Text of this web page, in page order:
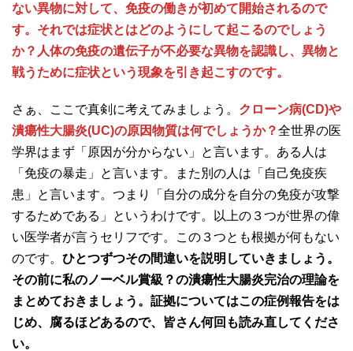
ない異物に対して、免疫の働きが初めて開始されるので
す。それでは症状とはどのようにして起こるのでしょう
か？人体の免疫の遺伝子が不必要な異物を認識し、異物と
戦うために症状という現象を引き起こすのです。
さぁ、ここで真剣に考えてみましょう。 クローン病(CD)や
潰瘍性大腸炎(UC)の原因物質は何でしょうか？全世界の医
学界はまず「原因が分からない」と言います。ある人は
「免疫の暴走」と言います。また別の人は「自己免疫疾
患」と言います。つまり「自分の成分を自分の免疫が攻撃
するためである」というわけです。以上の３つが世界の偉
い医学者が言うセリフです。この３つとも根拠が何もない
のです。 ひとつずつその間違いを説明していきましょう。
その前に私のノーベル賞級？の潰瘍性大腸炎完治の理論を
まとめておきましょう。証拠についてはこの症例報告をは
じめ、腐るほどあるので、皆さん何回も読み直してくださ
い。